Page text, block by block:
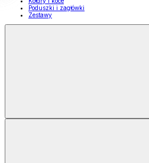
Poduszki i zagłówki
Zestawy